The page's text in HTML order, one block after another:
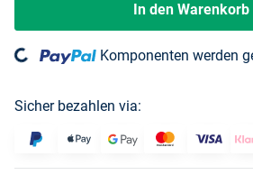
In den Warenkorb
Loading... Komponenten werden
Sicher bezahlen via: